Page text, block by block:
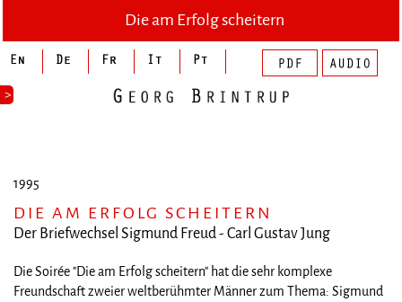
>
Die am Erfolg scheitern
1995
DIE AM ERFOLG SCHEITERN
Der Briefwechsel Sigmund Freud - Carl Gustav Jung
Die Soirée "Die am Erfolg scheitern" hat die sehr komplexe
Freundschaft zweier weltberühmter Männer zum Thema: Sigmund